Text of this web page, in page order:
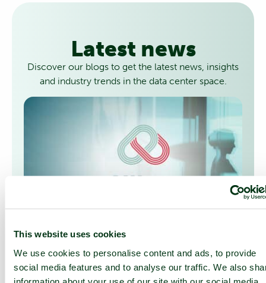
This website uses cookies
We use cookies to personalise content and ads, to provide
social media features and to analyse our traffic. We also
information about your use of our site with our social media,
Latest news
Discover our blogs to get the latest news, insights
and industry trends in the data center space.
Présentation de nAlliance :
notre nouveau chapitre
dans le domaine des par-
tenariats stratégiques